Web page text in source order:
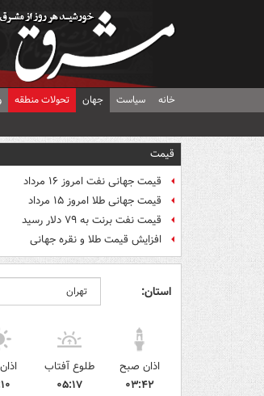
خانه سیاست جهان تحولات منطقه
قیمت
قیمت جهانی نفت امروز ۱۶ مرداد
قیمت جهانی طلا امروز ۱۵ مرداد
قیمت نفت برنت به ۷۹ دلار رسید
افزایش قیمت طلا و نقره جهانی
استان:
اذان صبح
۰۳:۴۲
طلوع آفتاب
۰۵:۱۷